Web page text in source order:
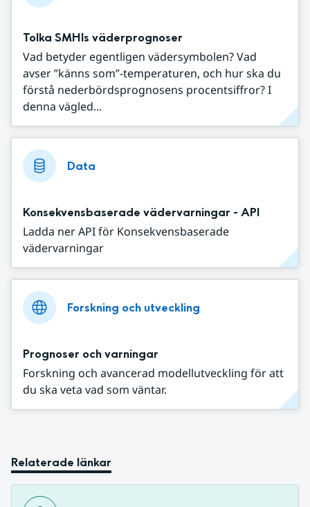
Tolka SMHIs väderprognoser
Vad betyder egentligen vädersymbolen? Vad
avser ”känns som”-temperaturen, och hur ska du
förstå nederbördsprognosens procentsiffror? I
denna vägled...
Data
Konsekvensbaserade vädervarningar - API
Ladda ner API för Konsekvensbaserade
vädervarningar
Forskning och utveckling
Prognoser och varningar
Forskning och avancerad modellutveckling för att
du ska veta vad som väntar.
Relaterade länkar